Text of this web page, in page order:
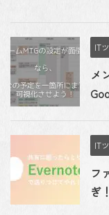
IT
メ
IT
フ
ぎ